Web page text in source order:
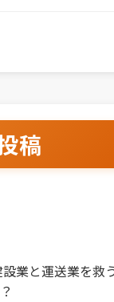
稿
業と運送業を救